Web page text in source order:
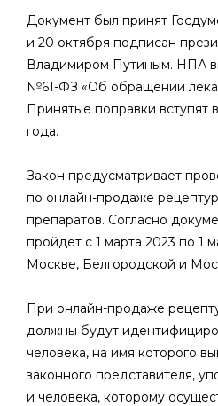
Документ был принят
и 20 октября подписан
Владимиром Путиным. НПА
№61-ФЗ «Об обращении
Принятые поправки вступят
года.
Закон предусматривает
по онлайн-продаже
препаратов. Согласно
пройдет с 1 марта 2023 по 1
Москве, Белгородской и
При онлайн-продаже
должны будут
человека, на имя которого
законного представителя,
и человека, которому